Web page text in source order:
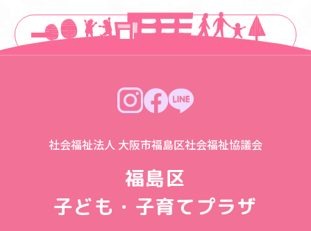
一覧に戻る
社会福祉法人 大阪市福島区社会福祉協議会
福島区
子ども・子育てプラザ